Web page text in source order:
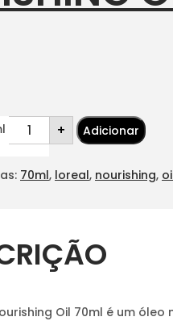
+ Adicionar
70ml, loreal, nourishing,
Oil 70ml é um